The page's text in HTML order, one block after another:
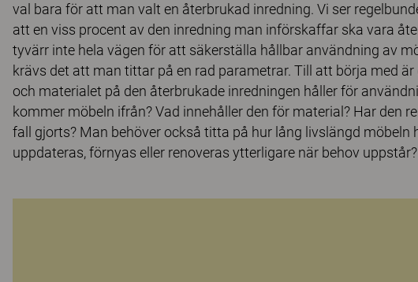
val bara för att man valt en återbrukad inredning. Vi ser
att en viss procent av den inredning man införskaffar ska vara
tyvärr inte hela vägen för att säkerställa hållbar användning av
krävs det att man tittar på en rad parametrar. Till att börja med
och materialet på den återbrukade inredningen håller för
kommer möbeln ifrån? Vad innehåller den för material? Har den
fall gjorts? Man behöver också titta på hur lång livslängd möbeln
uppdateras, förnyas eller renoveras ytterligare när behov uppstår?